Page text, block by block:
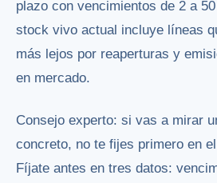
plazo con vencimientos de 2 a
stock vivo actual incluye líneas
más lejos por reaperturas y
en mercado.
Consejo experto: si vas a mirar
concreto, no te fijes primero en
Fíjate antes en tres datos: